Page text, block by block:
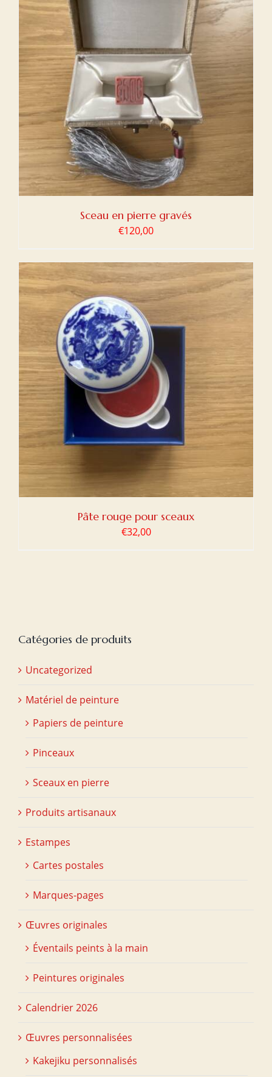
Sceau en pierre gravés
€120,00
Pâte rouge pour sceaux
€32,00
Catégories de produits
Uncategorized
Matériel de peinture
Papiers de peinture
Pinceaux
Sceaux en pierre
Produits artisanaux
Estampes
Cartes postales
Marques-pages
Œuvres originales
Éventails peints à la main
Peintures originales
Calendrier 2026
Œuvres personnalisées
Kakejiku personnalisés